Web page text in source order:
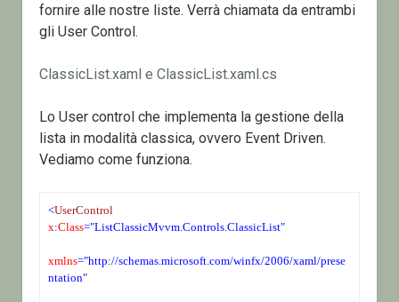
fornire alle nostre liste. Verrà chiamata da entrambi
gli User Control.
ClassicList.xaml e ClassicList.xaml.cs
Lo User control che implementa la gestione della
lista in modalità classica, ovvero Event Driven.
Vediamo come funziona.
<UserControl
x:Class="ListClassicMvvm.Controls.ClassicList"
xmlns="http://schemas.microsoft.com/winfx/2006/xaml/prese
ntation"